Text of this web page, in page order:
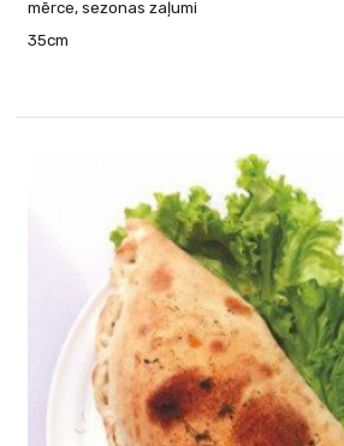
mērce, sezonas zaļumi
35cm